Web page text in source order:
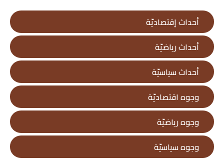
أحداث إقتصاديّة
أحداث رياضيّة
أحداث سياسيّة
وجوه اقتصاديّة
وجوه رياضيّة
وجوه سياسيّة